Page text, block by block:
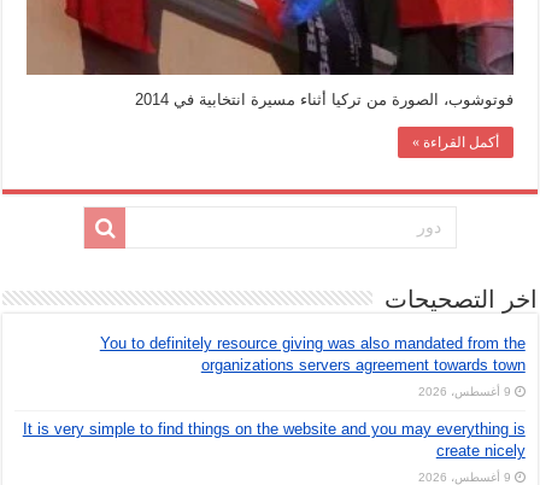
فوتوشوب، الصورة من تركيا أثناء مسيرة انتخابية في 2014
أكمل القراءة »
اخر التصحيحات
You to definitely resource giving was also mandated from the
organizations servers agreement towards town
9 أغسطس، 2026
It is very simple to find things on the website and you may everything is
create nicely
9 أغسطس، 2026